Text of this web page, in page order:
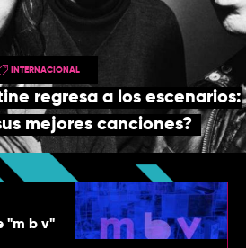
INTERNACIONAL
regresa a los escenarios:
mejores canciones?
"m b v"